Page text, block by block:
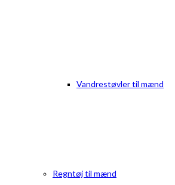
Vandrestøvler til mænd
Regntøj til mænd